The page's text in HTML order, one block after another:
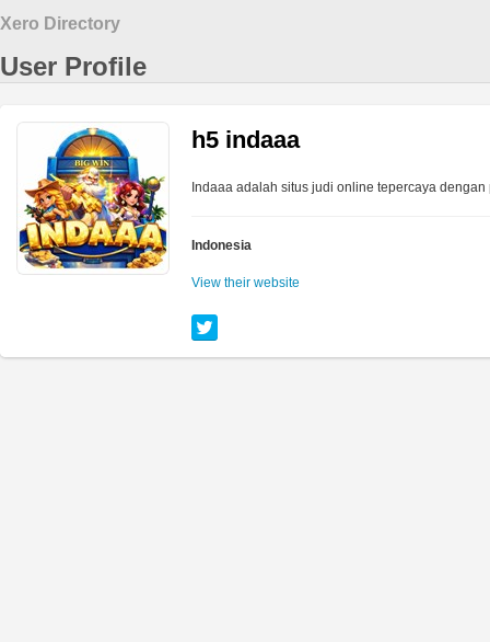
Xero Directory
User Profile
h5 indaaa
Indaaa adalah situs judi online tepercaya
Indonesia
View their website